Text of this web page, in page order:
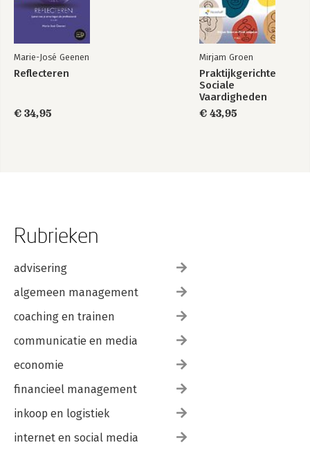
Marie-José Geenen
Reflecteren
€ 34,95
Mirjam Groen
Praktijkgerichte
Sociale
Vaardigheden
€ 43,95
Rubrieken
advisering
algemeen management
coaching en trainen
communicatie en media
economie
financieel management
inkoop en logistiek
internet en social media